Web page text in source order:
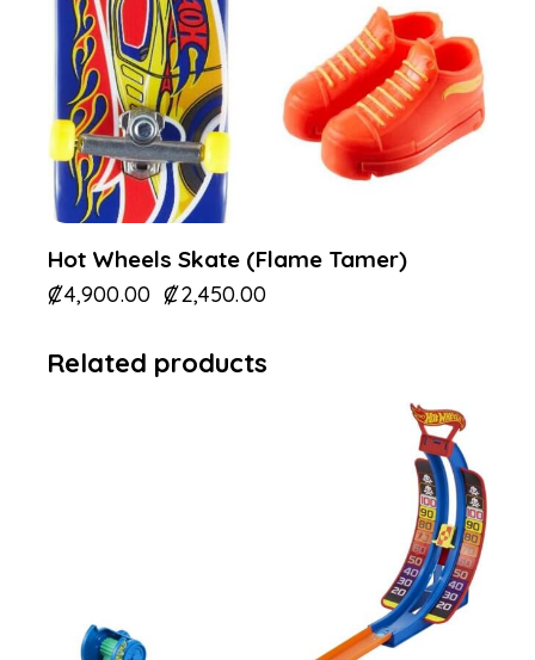
Hot Wheels Skate (Flame Tamer)
₡4,900.00 ₡2,450.00
Related products